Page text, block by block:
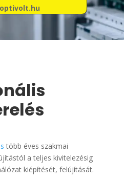
több éves szakmai
a teljes kivitelezésig
kiépítését, felújítását.